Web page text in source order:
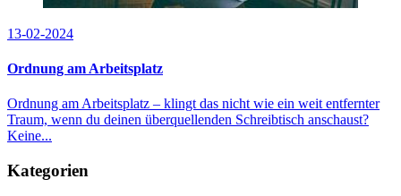
13-02-2024
Ordnung am Arbeitsplatz
Ordnung am Arbeitsplatz – klingt das nicht wie ein weit entfernter
Traum, wenn du deinen überquellenden Schreibtisch anschaust?
Keine...
Kategorien